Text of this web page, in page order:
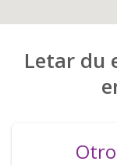
Letar du